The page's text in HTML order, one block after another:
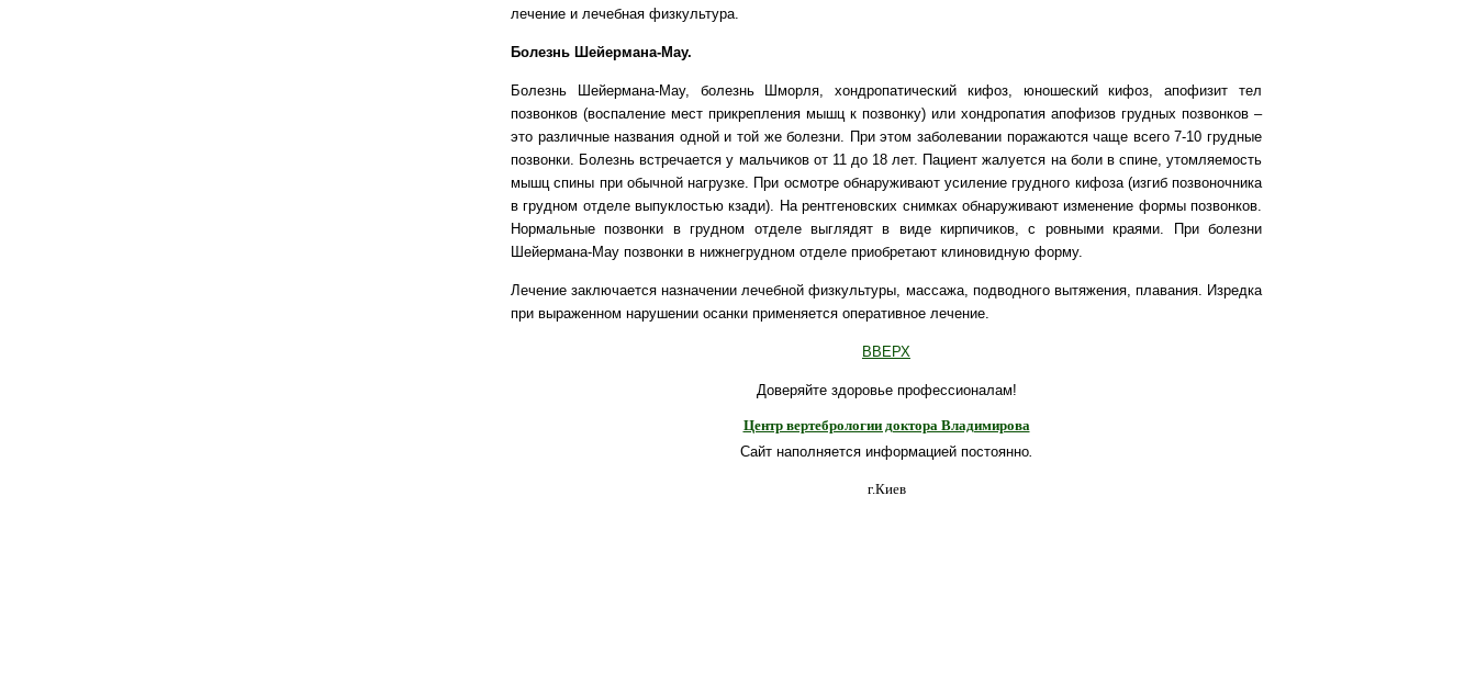
лечение и лечебная физкультура.
Болезнь Шейермана-Мау.
Болезнь Шейермана-Мау, болезнь Шморля, хондропатический кифоз, юношеский кифоз, апофизит тел
позвонков (воспаление мест прикрепления мышц к позвонку) или хондропатия апофизов грудных позвонков –
это различные названия одной и той же болезни. При этом заболевании поражаются чаще всего 7-10 грудные
позвонки. Болезнь встречается у мальчиков от 11 до 18 лет. Пациент жалуется на боли в спине, утомляемость
мышц спины при обычной нагрузке. При осмотре обнаруживают усиление грудного кифоза (изгиб позвоночника
в грудном отделе выпуклостью кзади). На рентгеновских снимках обнаруживают изменение формы позвонков.
Нормальные позвонки в грудном отделе выглядят в виде кирпичиков, с ровными краями. При болезни
Шейермана-Мау позвонки в нижнегрудном отделе приобретают клиновидную форму.
Лечение заключается назначении лечебной физкультуры, массажа, подводного вытяжения, плавания. Изредка
при выраженном нарушении осанки применяется оперативное лечение.
ВВЕРХ
Доверяйте здоровье профессионалам!
Центр вертебрологии доктора Владимирова
Сайт наполняется информацией постоянно.
г.Киев